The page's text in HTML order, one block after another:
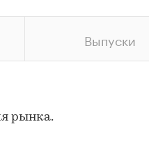
Выпуски
рынка.